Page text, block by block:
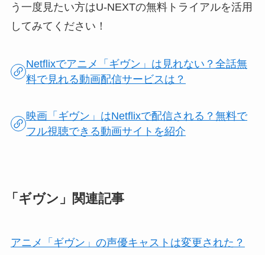
う一度見たい方はU-NEXTの無料トライアルを活用
してみてください！
Netflixでアニメ「ギヴン」は見れない？全話無
料で見れる動画配信サービスは？
映画「ギヴン」はNetflixで配信される？無料で
フル視聴できる動画サイトを紹介
「ギヴン」関連記事
アニメ「ギヴン」の声優キャストは変更された？